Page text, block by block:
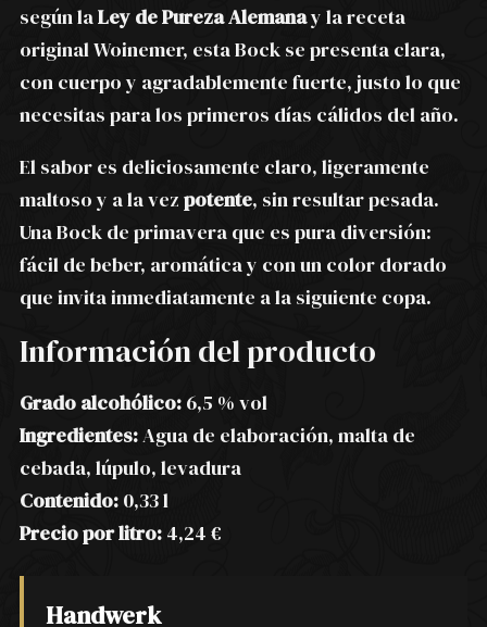
según laLey de Pureza Alemanay la receta
original Woinemer, esta Bock se presenta clara,
con cuerpo y agradablemente fuerte, justo lo que
necesitas para los primeros días cálidos del año.
El sabor es deliciosamente claro, ligeramente
maltoso y a la vez potente, sin resultar pesada.
Una Bock de primavera que es pura diversión:
fácil de beber, aromática y con un color dorado
que invita inmediatamente a la siguiente copa.
Información del producto
Grado alcohólico: 6,5 % vol
Ingredientes:Agua de elaboración, malta de
cebada, lúpulo, levadura
Contenido: 0,33 l
Precio por litro: 4,24 €
Handwerk